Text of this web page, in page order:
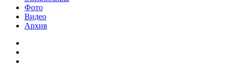
Фото
Видео
Архив